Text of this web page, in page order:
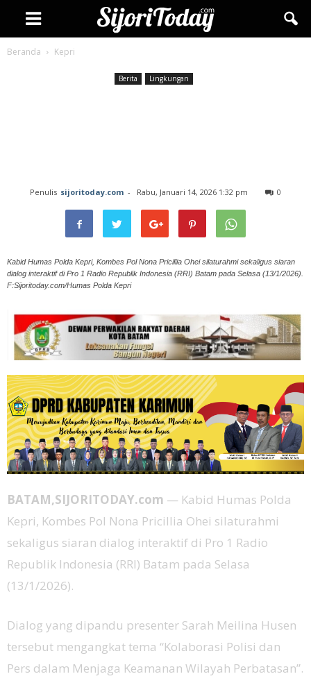
Beranda Kepri
Berita Lingkungan
Penulis sijoritoday.com - Rabu, Januari 14, 2026 1:32 pm 0
Kabid Humas Polda Kepri, Kombes Pol Nona Pricillia Ohei silaturahmi sekaligus siaran
dialog interaktif di Pro 1 Radio Republik Indonesia (RRI) Batam pada Selasa (13/1/2026).
F:Sijoritoday.com/Humas Polda Kepri
BATAM,SIJORITODAY.com — Kabid Humas Polda
Kepri, Kombes Pol Nona Pricillia Ohei silaturahmi
sekaligus siaran dialog interaktif di Pro 1 Radio
Republik Indonesia (RRI) Batam pada Selasa
(13/1/2026).
Dialog yang dipandu presenter Sarah Meilina Husen
tersebut mengangkat tema “Kolaborasi Polisi dan
Pers dalam Menjaga Keamanan Wilayah Perbatasan”.